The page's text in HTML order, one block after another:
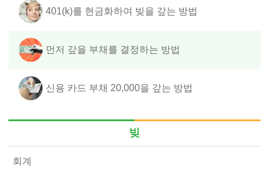
401(k)를 현금화하여 빚을 갚는 방법
먼저 갚을 부채를 결정하는 방법
신용 카드 부채 20,000을 갚는 방법
빚
회계